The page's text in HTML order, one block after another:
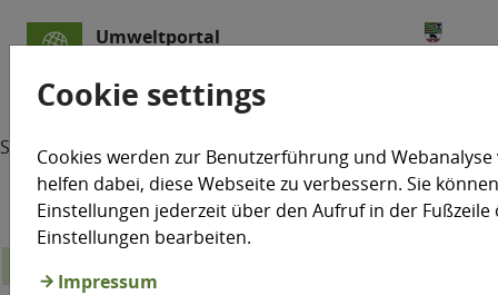
Umweltportal
Startseite Test
Cookie settings
Cookies werden zur Benutzerführung und
helfen dabei, diese Webseite zu verbessern. Sie
Einstellungen jederzeit über den Aufruf in der
Einstellungen bearbeiten.
Impressum